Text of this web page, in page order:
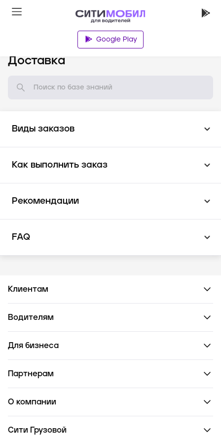
Google Play
Доставка
Виды заказов
Как выполнить заказ
Рекомендации
FAQ
Клиентам
Водителям
Для бизнеса
Партнерам
О компании
Сити Грузовой